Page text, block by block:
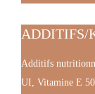
ADDITIFS/
Additifs
UI, Vitamine E